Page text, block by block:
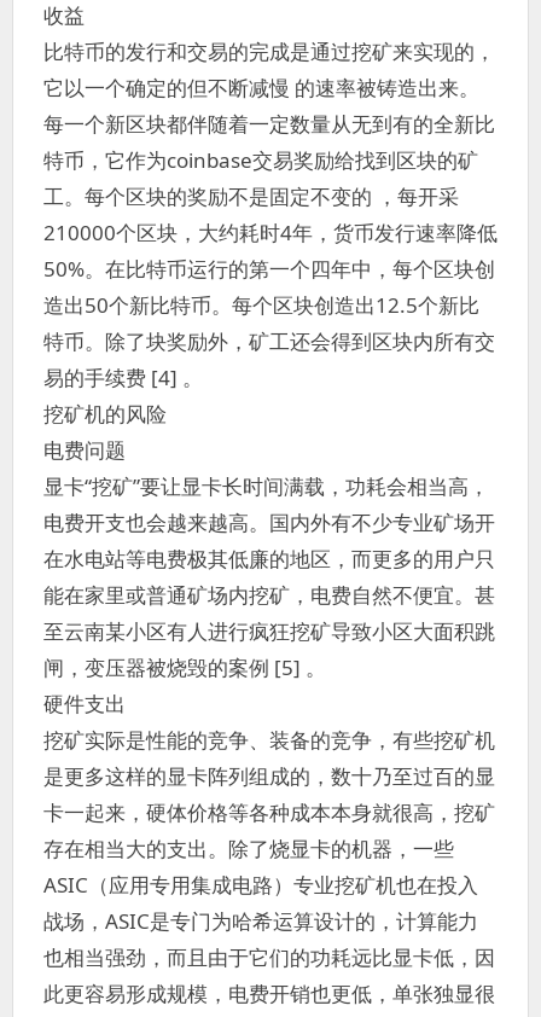
收益
比特币的发行和交易的完成是通过挖矿来实现的，
它以一个确定的但不断减慢 的速率被铸造出来。
每一个新区块都伴随着一定数量从无到有的全新比
特币，它作为coinbase交易奖励给找到区块的矿
工。每个区块的奖励不是固定不变的 ，每开采
210000个区块，大约耗时4年，货币发行速率降低
50%。在比特币运行的第一个四年中，每个区块创
造出50个新比特币。每个区块创造出12.5个新比
特币。除了块奖励外，矿工还会得到区块内所有交
易的手续费 [4] 。
挖矿机的风险
电费问题
显卡“挖矿”要让显卡长时间满载，功耗会相当高，
电费开支也会越来越高。国内外有不少专业矿场开
在水电站等电费极其低廉的地区，而更多的用户只
能在家里或普通矿场内挖矿，电费自然不便宜。甚
至云南某小区有人进行疯狂挖矿导致小区大面积跳
闸，变压器被烧毁的案例 [5] 。
硬件支出
挖矿实际是性能的竞争、装备的竞争，有些挖矿机
是更多这样的显卡阵列组成的，数十乃至过百的显
卡一起来，硬体价格等各种成本本身就很高，挖矿
存在相当大的支出。除了烧显卡的机器，一些
ASIC（应用专用集成电路）专业挖矿机也在投入
战场，ASIC是专门为哈希运算设计的，计算能力
也相当强劲，而且由于它们的功耗远比显卡低，因
此更容易形成规模，电费开销也更低，单张独显很